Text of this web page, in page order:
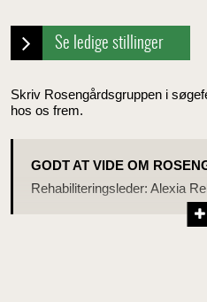
Se ledige stillinger
Skriv Rosengårdsgruppen i
hos os frem.
GODT AT VIDE OM
Rehabiliteringsleder: Alexia